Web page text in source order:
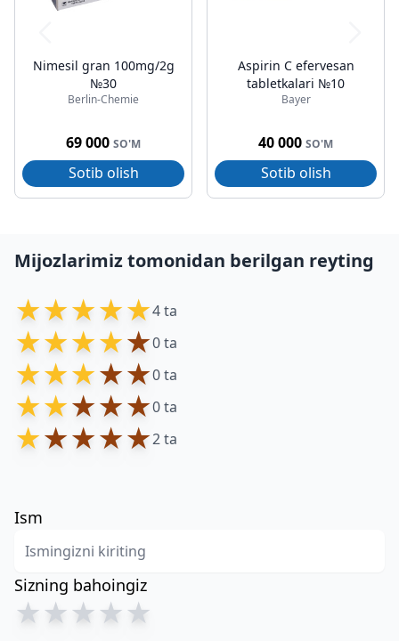
Nimesil gran 100mg/2g
№30
Berlin-Chemie
69 000 SO'M
Sotib olish
Aspirin C efervesan
tabletkalari №10
Bayer
40 000 SO'M
Sotib olish
Mijozlarimiz tomonidan berilgan reyting
★★★★★4 ta
★★★★★0 ta
★★★★★0 ta
★★★★★0 ta
★★★★★2 ta
Ism
Sizning bahoingiz
★★★★★